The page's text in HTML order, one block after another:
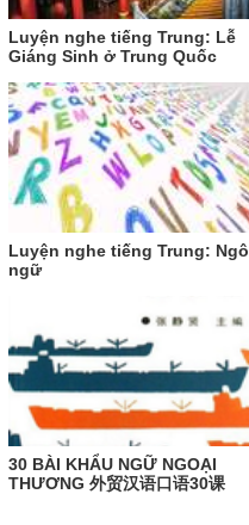
Luyện nghe tiếng Trung: Lễ
Giáng Sinh ở Trung Quốc
Luyện nghe tiếng Trung: Ngô
ngữ
30 BÀI KHẨU NGỮ NGOẠI
THƯƠNG 外贸汉语口语30课